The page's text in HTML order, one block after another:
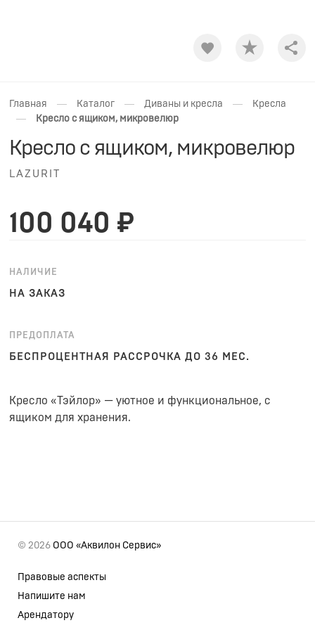
Главная — Каталог — Диваны и кресла — Кресла
— Кресло с ящиком, микровелюр
Кресло с ящиком, микровелюр
LAZURIT
100 040 ₽
НАЛИЧИЕ
НА ЗАКАЗ
ПРЕДОПЛАТА
БЕСПРОЦЕНТНАЯ РАССРОЧКА ДО 36 МЕС.
Кресло «Тэйлор» — уютное и функциональное, с
ящиком для хранения.
© 2026 ООО «Аквилон Сервис»
Правовые аспекты
Напишите нам
Арендатору